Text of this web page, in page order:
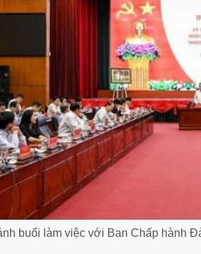
buổi làm việc với Ban Chấp hành